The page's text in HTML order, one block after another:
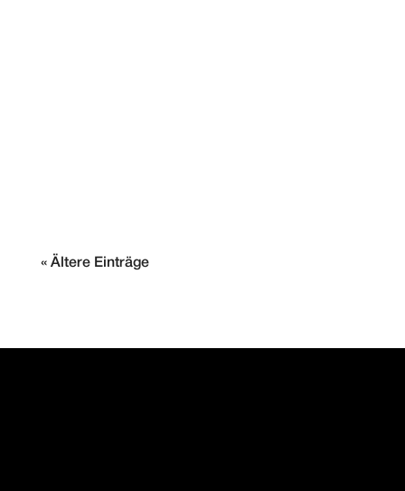
« Ältere Einträge